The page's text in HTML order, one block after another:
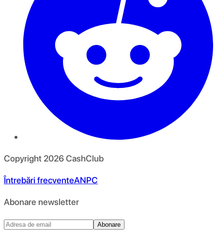
Copyright 2026CashClub
Întrebări frecventeANPC
Abonare newsletter
Abonare